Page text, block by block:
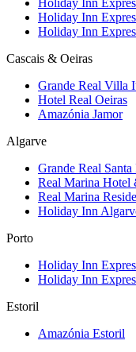
Holiday Inn
Holiday Inn
Cascais & Oeiras
Grande Real Villa
Hotel Real Oeiras
Amazónia Jamor
Algarve
Grande Real
Real Marina Hotel
Real Marina
Holiday Inn
Porto
Holiday Inn
Holiday Inn
Estoril
Amazónia Estoril